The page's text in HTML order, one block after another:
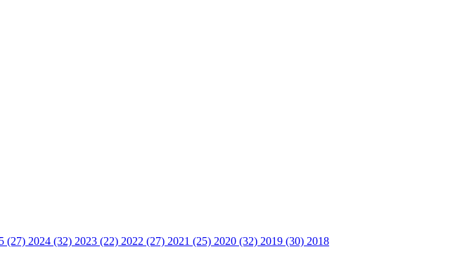
(27) 2024 (32) 2023 (22) 2022 (27) 2021 (25) 2020 (32) 2019 (30) 2018